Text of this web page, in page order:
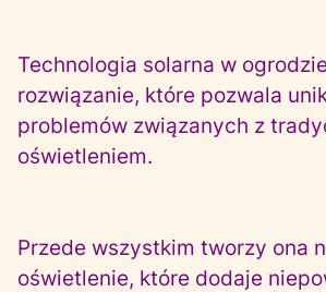
Technologia solarna w
rozwiązanie, które pozwala
problemów związanych z
oświetleniem.
Przede wszystkim tworzy ona
oświetlenie, które dodaje